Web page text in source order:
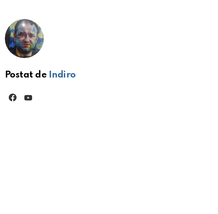
Postat de Indiro